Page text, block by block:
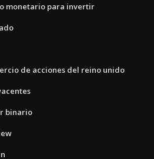
monetario para invertir
de acciones del reino unido
binario